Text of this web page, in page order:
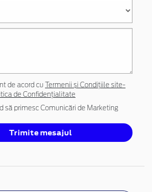
de acord cu
Termenii și Condițiile site-
de Confidențialitate
să primesc Comunicări de Marketing
Trimite mesajul